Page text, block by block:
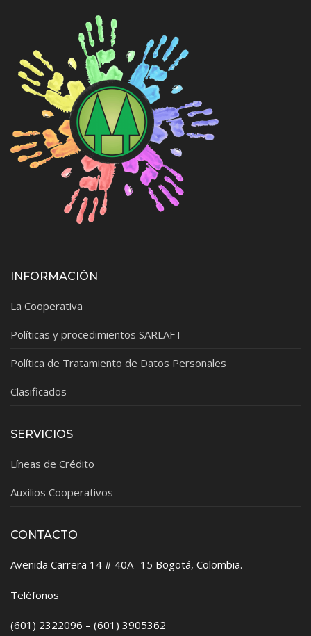
INFORMACIÓN
La Cooperativa
Políticas y procedimientos SARLAFT
Política de Tratamiento de Datos Personales
Clasificados
SERVICIOS
Líneas de Crédito
Auxilios Cooperativos
CONTACTO
Avenida Carrera 14 # 40A -15 Bogotá, Colombia.
Teléfonos
(601) 2322096 – (601) 3905362